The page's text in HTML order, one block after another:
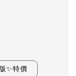
✨特價